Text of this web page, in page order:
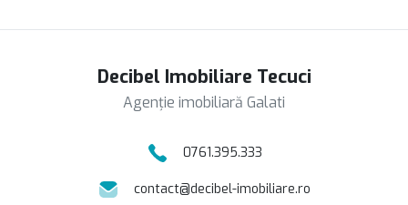
Decibel Imobiliare Tecuci
Agenție imobiliară Galati
0761.395.333
contact@decibel-imobiliare.ro